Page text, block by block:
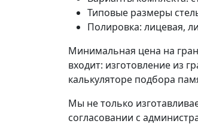
Типовые размеры
Полировка: лицевая,
Минимальная цена на
входит: изготовление из
калькуляторе подбора
Мы не только
согласовании с